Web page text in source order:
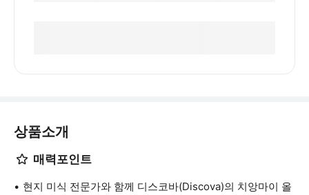
상품소개
매력포인트
현지 미식 전문가와 함께 디스코바(Discova)의 치앙마이 올